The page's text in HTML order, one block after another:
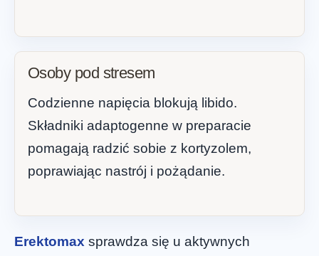
Osoby pod stresem
Codzienne napięcia blokują libido.
Składniki adaptogenne w preparacie
pomagają radzić sobie z kortyzolem,
poprawiając nastrój i pożądanie.
Erektomax sprawdza się u aktywnych